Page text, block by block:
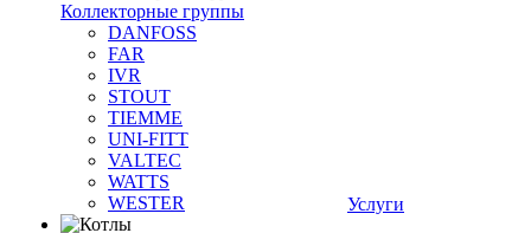
Коллекторные группы
DANFOSS
FAR
IVR
STOUT
TIEMME
UNI-FITT
VALTEC
WATTS
WESTER
Услуги